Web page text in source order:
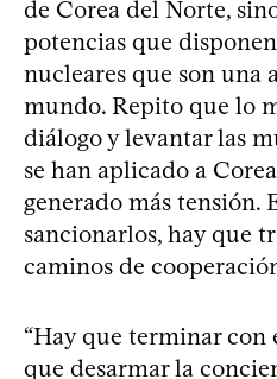
de Corea del Norte,
potencias que
nucleares que son una
mundo. Repito que lo
diálogo y levantar las
se han aplicado a
generado más tensión.
sancionarlos, hay que
caminos de
“Hay que terminar con
que desarmar la